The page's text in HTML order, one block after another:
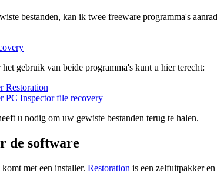
bestanden, kan ik twee freeware programma's
gebruik van beide programma's kunt u hier terecht:
Restoration
PC Inspector file recovery
u nodig om uw gewiste bestanden terug te halen.
de software
komt met een installer. Restoration is een zelfuitpakker